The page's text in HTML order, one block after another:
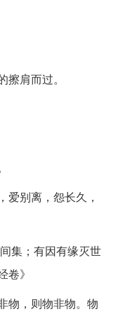
肩而过。
爱别离，怨长久，
集；有因有缘灭世
》
物，则物非物。物